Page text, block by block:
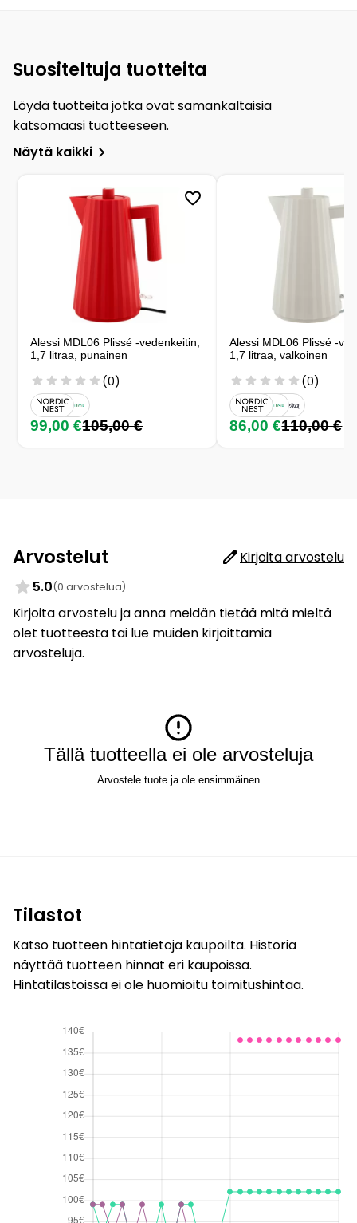
Suositeltuja tuotteita
Löydä tuotteita jotka ovat samankaltaisia
katsomaasi tuotteeseen.
Näytä kaikki
Alessi MDL06 Plissé -vedenkeitin,
1,7 litraa, punainen
(0)
99,00 €105,00 €
Alessi MDL06 Plissé -
1,7 litraa, valkoinen
(0)
86,00 €110,00 €
Arvostelut
Kirjoita arvostelu
5.0(0 arvostelua)
Kirjoita arvostelu ja anna meidän tietää mitä mieltä
olet tuotteesta tai lue muiden kirjoittamia
arvosteluja.
Tällä tuotteella ei ole arvosteluja
Arvostele tuote ja ole ensimmäinen
Tilastot
Katso tuotteen hintatietoja kaupoilta. Historia
näyttää tuotteen hinnat eri kaupoissa.
Hintatilastoissa ei ole huomioitu toimitushintaa.